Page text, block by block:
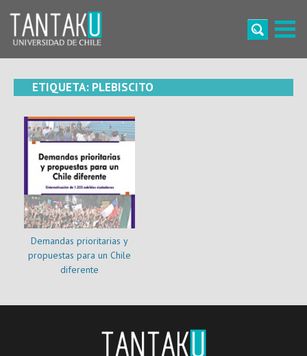
content
ETIQUETA: PLEBISCITO
Demandas prioritarias y
propuestas para un Chile
diferente